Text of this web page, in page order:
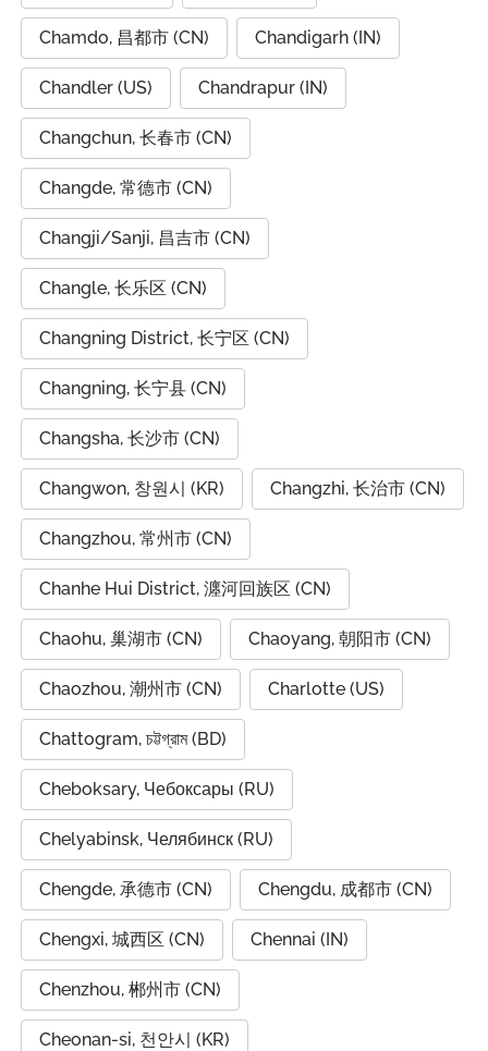
Chamdo, 昌都市 (CN) Chandigarh (IN)
Chandler (US) Chandrapur (IN)
Changchun, 长春市 (CN)
Changde, 常德市 (CN)
Changji/Sanji, 昌吉市 (CN)
Changle, 长乐区 (CN)
Changning District, 长宁区 (CN)
Changning, 长宁县 (CN)
Changsha, 长沙市 (CN)
Changwon, 창원시 (KR) Changzhi, 长治市 (CN)
Changzhou, 常州市 (CN)
Chanhe Hui District, 瀍河回族区 (CN)
Chaohu, 巢湖市 (CN) Chaoyang, 朝阳市 (CN)
Chaozhou, 潮州市 (CN) Charlotte (US)
Chattogram, চট্টগ্রাম (BD)
Cheboksary, Чебоксары (RU)
Chelyabinsk, Челябинск (RU)
Chengde, 承德市 (CN) Chengdu, 成都市 (CN)
Chengxi, 城西区 (CN) Chennai (IN)
Chenzhou, 郴州市 (CN)
Cheonan-si, 천안시 (KR)